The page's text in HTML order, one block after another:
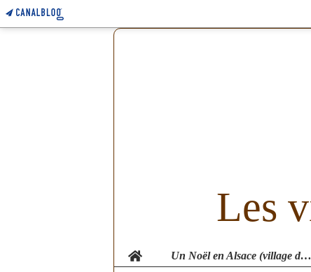
Les
Home Un Noël en Alsace (village de Noël 2018)